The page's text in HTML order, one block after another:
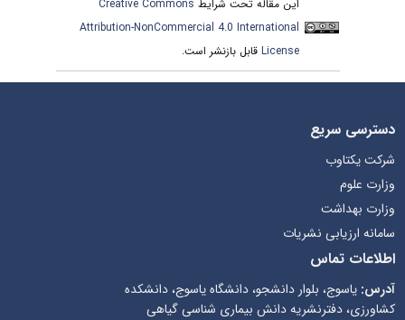
این مقاله تحت شرایطCreative Commons
Attribution-NonCommercial 4.0 International
Licenseقابل بازنشر است.
دسترسی سریع
شرکت یکتاوب
وزارت علوم
وزارت بهداشت
سامانه ارزیابی نشریات
اطلاعات تماس
آدرس:یاسوج، بلوار دانشجو، دانشگاه یاسوج، دانشکده
کشاورزی، دفترنشریه دانش بیماری شناسی گیاهی